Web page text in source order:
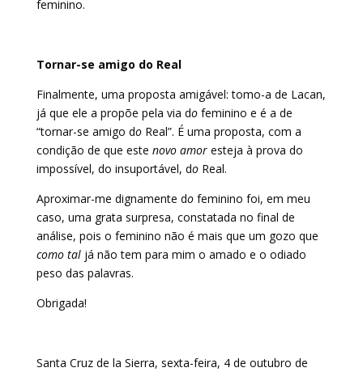
feminino.
Tornar-se amigo do Real
Finalmente, uma proposta amigável: tomo-a de Lacan,
já que ele a propõe pela via dofeminino e é a de
“tornar-se amigo doReal”. É uma proposta, com a
condição de que este novo amoresteja à prova do
impossível, do insuportável, doReal.
Aproximar-me dignamente dofeminino foi, em meu
caso, uma grata surpresa, constatada no final de
análise, pois o feminino não é mais que um gozo que
como taljá não tem para mim o amado e o odiado
peso das palavras.
Obrigada!
Santa Cruz de la Sierra, sexta-feira, 4 de outubro de